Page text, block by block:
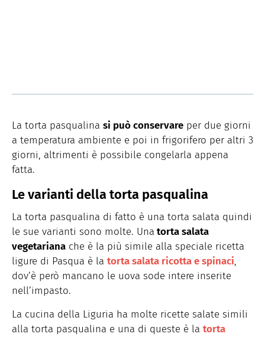
La torta pasqualina si può conservare per due giorni
a temperatura ambiente e poi in frigorifero per altri 3
giorni, altrimenti è possibile congelarla appena
fatta.
Le varianti della torta pasqualina
La torta pasqualina di fatto è una torta salata quindi
le sue varianti sono molte. Una torta salata
vegetariana che è la più simile alla speciale ricetta
ligure di Pasqua è la torta salata ricotta e spinaci,
dov’è però mancano le uova sode intere inserite
nell’impasto.
La cucina della Liguria ha molte ricette salate simili
alla torta pasqualina e una di queste è la torta